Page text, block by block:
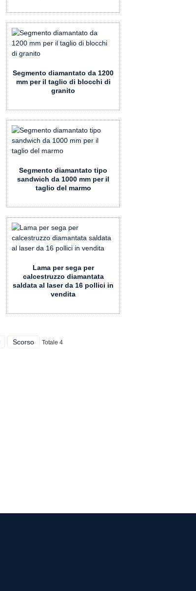
Segmento diamantato da 1200
mm per il taglio di blocchi di
granito
Segmento diamantato tipo
sandwich da 1000 mm per il
taglio del marmo
Lama per sega per
calcestruzzo diamantata
saldata al laser da 16 pollici in
vendita
Scorso Totale 4